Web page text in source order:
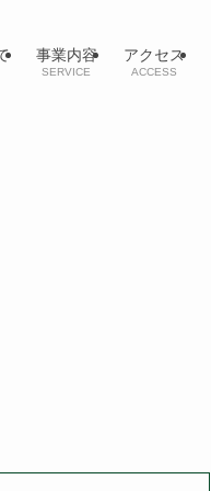
事業内容
SERVICE
アクセス
ACCESS